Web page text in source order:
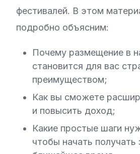
фестивалей. В этом
подробно объясним:
Почему размещение в
становится для вас
преимуществом;
Как вы сможете
и повысить доход;
Какие простые шаги
чтобы начать получать